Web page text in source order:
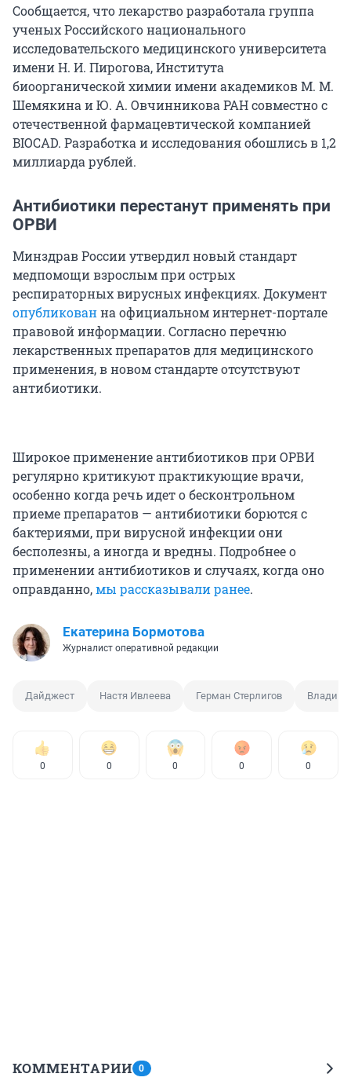
Сообщается, что лекарство разработала группа
ученых Российского национального
исследовательского медицинского университета
имени Н. И. Пирогова, Института
биоорганической химии имени академиков М. М.
Шемякина и Ю. А. Овчинникова РАН совместно с
отечественной фармацевтической компанией
BIOCAD. Разработка и исследования обошлись в 1,2
миллиарда рублей.
Антибиотики перестанут применять при
ОРВИ
Минздрав России утвердил новый стандарт
медпомощи взрослым при острых
респираторных вирусных инфекциях. Документ
опубликованна официальном интернет-портале
правовой информации. Согласно перечню
лекарственных препаратов для медицинского
применения, в новом стандарте отсутствуют
антибиотики.
Широкое применение антибиотиков при ОРВИ
регулярно критикуют практикующие врачи,
особенно когда речь идет о бесконтрольном
приеме препаратов — антибиотики борются с
бактериями, при вирусной инфекции они
бесполезны, а иногда и вредны. Подробнее о
применении антибиотиков и случаях, когда оно
оправданно,мы рассказывали ранее.
Екатерина Бормотова
Журналист оперативной редакции
Дайджест Настя Ивлеева Герман Стерлигов
0 0 0 0 0
КОММЕНТАРИИ 0